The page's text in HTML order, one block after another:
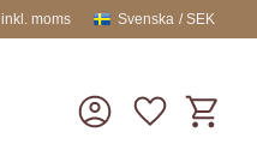
inkl. moms Svenska SEK